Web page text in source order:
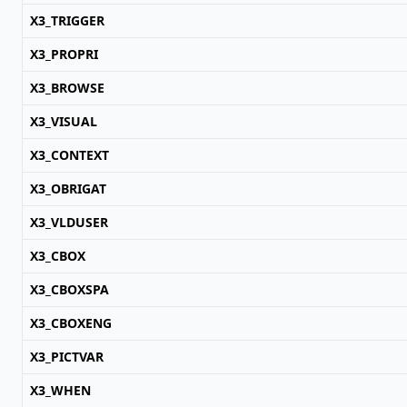
X3_TRIGGER
X3_PROPRI
X3_BROWSE
X3_VISUAL
X3_CONTEXT
X3_OBRIGAT
X3_VLDUSER
X3_CBOX
X3_CBOXSPA
X3_CBOXENG
X3_PICTVAR
X3_WHEN